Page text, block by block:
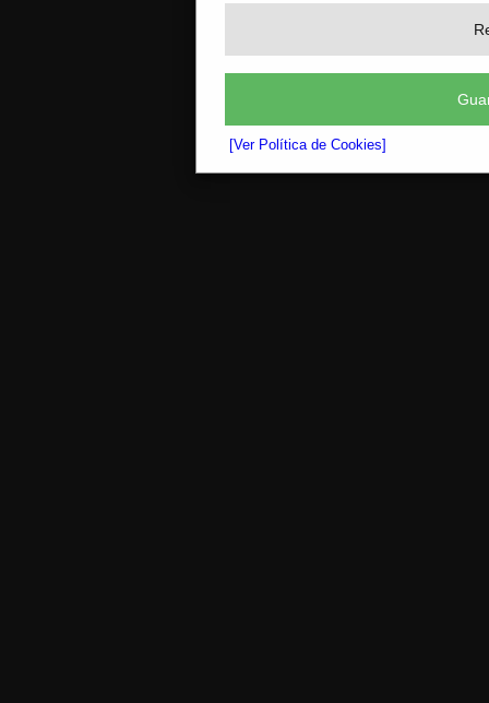
[Ver Política de Cookies]